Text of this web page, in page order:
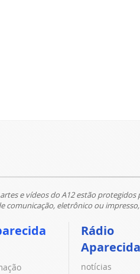
e vídeos do A12 estão
eletrônico ou
Rádio
Aparecida
notícias